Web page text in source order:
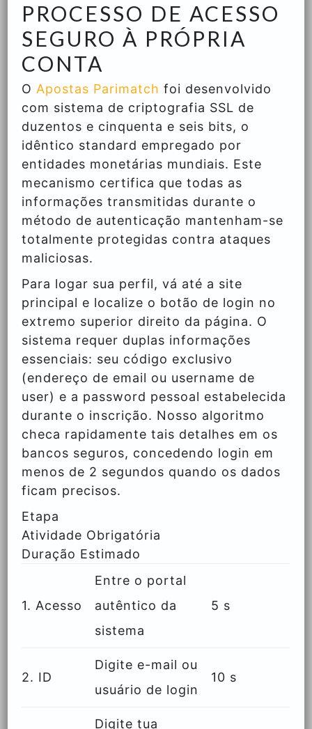
PROCESSO DE ACESSO
SEGURO À PRÓPRIA
CONTA
O Apostas Parimatch foi desenvolvido
com sistema de criptografia SSL de
duzentos e cinquenta e seis bits, o
idêntico standard empregado por
entidades monetárias mundiais. Este
mecanismo certifica que todas as
informações transmitidas durante o
método de autenticação mantenham-se
totalmente protegidas contra ataques
maliciosas.
Para logar sua perfil, vá até a site
principal e localize o botão de login no
extremo superior direito da página. O
sistema requer duplas informações
essenciais: seu código exclusivo
(endereço de email ou username de
user) e a password pessoal estabelecida
durante o inscrição. Nosso algoritmo
checa rapidamente tais detalhes em os
bancos seguros, concedendo login em
menos de 2 segundos quando os dados
ficam precisos.
Etapa
Atividade Obrigatória
Duração Estimado
1. Acesso
Entre o portal
autêntico da
sistema
5 s
2. ID
Digite e-mail ou
usuário de login
10 s
Digite tua